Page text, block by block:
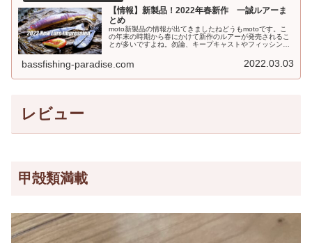
【情報】新製品！2022年春新作 一誠ルアーま
とめ
moto新製品の情報が出てきましたねどうもmotoです。こ
の年末の時期から春にかけて新作のルアーが発売されるこ
とが多いですよね。勿論、キープキャストやフィッシング
bassfishing-paradise.com 2022.03.03
レビュー
甲殻類満載